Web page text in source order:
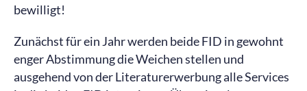
bewilligt!
Zunächst für ein Jahr werden beide FID in gewohnt
enger Abstimmung die Weichen stellen und
ausgehend von der Literaturerwerbung alle Services